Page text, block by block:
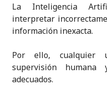
La Inteligencia
interpretar
información inexacta.
Por ello, cualquier
supervisión
adecuados.